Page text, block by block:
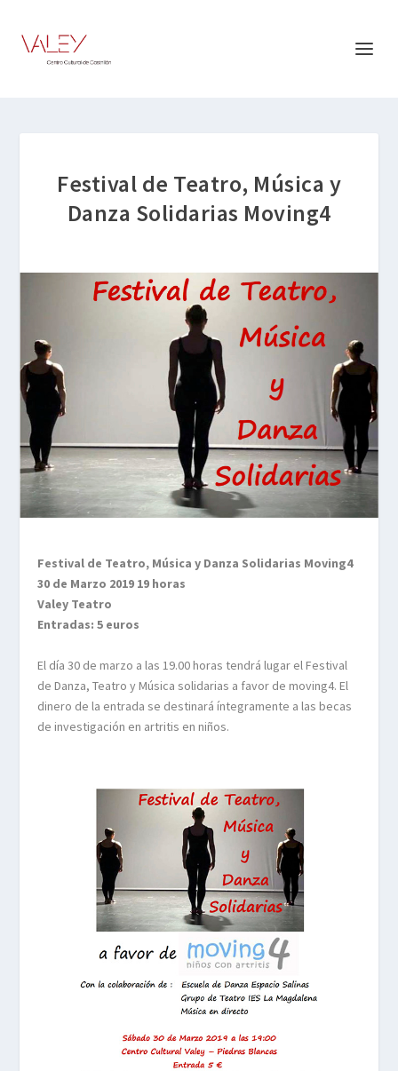
Festival de Teatro, Música y
Danza Solidarias Moving4
Festival de Teatro, Música y Danza Solidarias Moving4
30 de Marzo 2019 19 horas
Valey Teatro
Entradas: 5 euros
El día 30 de marzo a las 19.00 horas tendrá lugar el Festival
de Danza, Teatro y Música solidarias a favor de moving4. El
dinero de la entrada se destinará íntegramente a las becas
de investigación en artritis en niños.